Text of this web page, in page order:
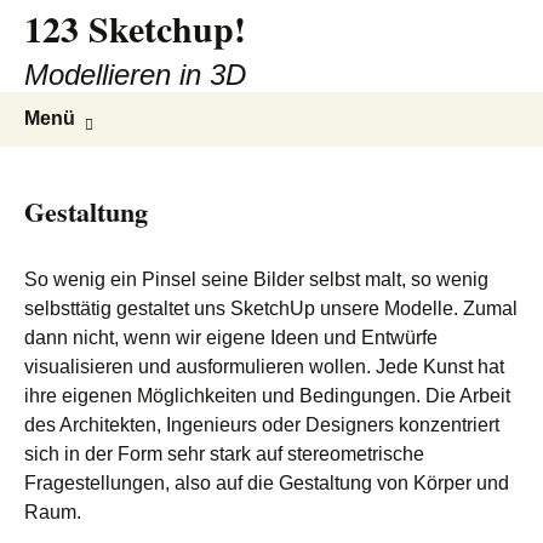
Inhalt
springen
123 Sketchup!
Modellieren in 3D
Menü
Gestaltung
So wenig ein Pinsel seine Bilder selbst malt, so wenig
selbsttätig gestaltet uns SketchUp unsere Modelle. Zumal
dann nicht, wenn wir eigene Ideen und Entwürfe
visualisieren und ausformulieren wollen. Jede Kunst hat
ihre eigenen Möglichkeiten und Bedingungen. Die Arbeit
des Architekten, Ingenieurs oder Designers konzentriert
sich in der Form sehr stark auf stereometrische
Fragestellungen, also auf die Gestaltung von Körper und
Raum.